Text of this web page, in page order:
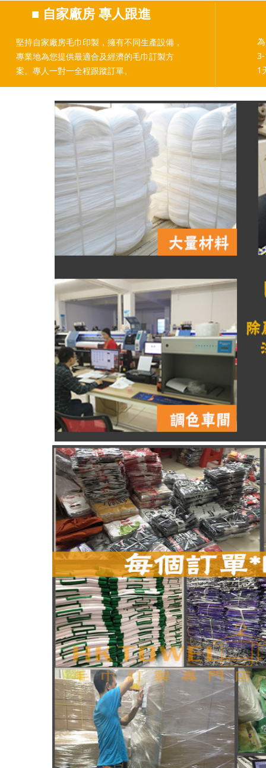
■ 自家廠房 專人跟進
1
堅持自家廠房毛巾印製，擁有不同生產設備，
專業地為您提供最適合及經濟的毛巾訂製方
案。專人一對一全程跟蹤訂單。